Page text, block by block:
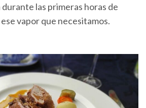
las primeras horas de
vapor que necesitamos.